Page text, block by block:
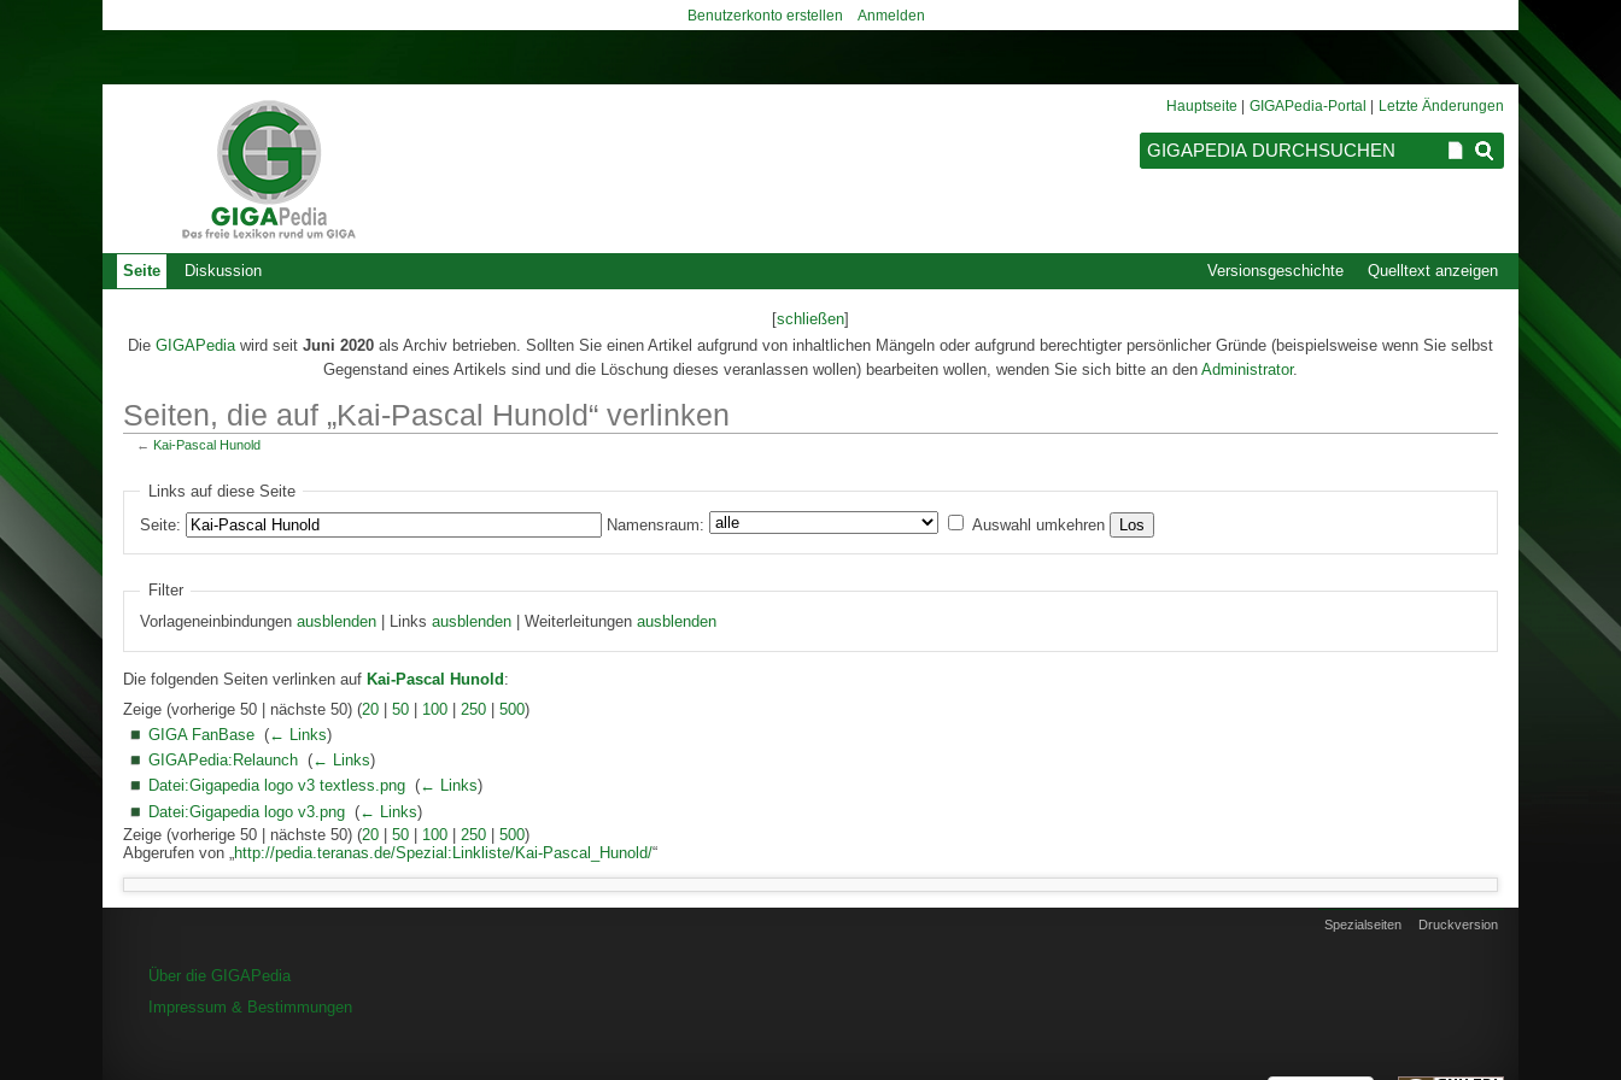
[schließen]
Die GIGAPediawird seit Juni 2020 als Archiv betrieben. Sollten Sie einen Artikel aufgrund von inhaltlichen Mängeln oder aufgrund berechtigter persönlicher Gründe (beispielsweise wenn Sie selbst
Gegenstand eines Artikels sind und die Löschung dieses veranlassen wollen) bearbeiten wollen, wenden Sie sich bitte an den Administrator.
Seiten, die auf „Kai-Pascal Hunold“ verlinken
← Kai-Pascal Hunold
Links auf diese Seite
Seite: Namensraum: Auswahl umkehren
Filter
Vorlageneinbindungenausblenden | Linksausblenden | Weiterleitungenausblenden
Die folgenden Seiten verlinken auf Kai-Pascal Hunold :
Zeige (vorherige 50 | nächste 50) (20 50 100 250 500)
GIGA FanBase ‎(← Links)
GIGAPedia:Relaunch ‎(← Links)
Datei:Gigapedia logo v3 textless.png ‎(← Links)
Datei:Gigapedia logo v3.png ‎(← Links)
Zeige (vorherige 50 | nächste 50) (20 50 100 250 500)
Abgerufen von „http://pedia.teranas.de/Spezial:Linkliste/Kai-Pascal_Hunold/“
Seite Diskussion Quelltext anzeigen
Versionsgeschichte
Benutzerkonto erstellen Anmelden
Hauptseite GIGAPedia-Portal Letzte Änderungen
Spezialseiten Druckversion
Über die GIGAPedia
Impressum & Bestimmungen